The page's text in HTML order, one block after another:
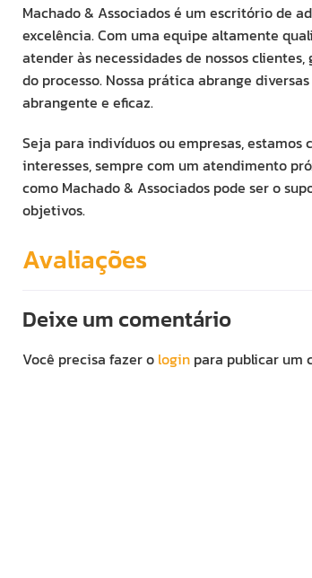
Machado & Associados é um escritório de
excelência. Com uma equipe altamente
atender às necessidades de nossos
do processo. Nossa prática abrange
abrangente e eficaz.
Seja para indivíduos ou empresas,
interesses, sempre com um atendimento
como Machado & Associados pode ser o
objetivos.
Avaliações
Deixe um comentário
Você precisa fazer o login para publicar um